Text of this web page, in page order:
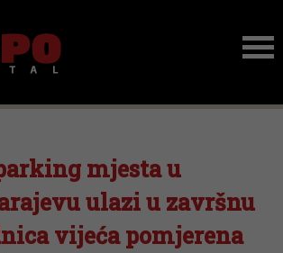
mjesta u
ulazi u završnu
vijeća pomjerena